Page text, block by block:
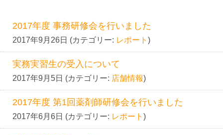
2017年度 事務研修会を行いました
2017年9月26日 (カテゴリー: レポート )
実務実習生の受入について
2017年9月5日 (カテゴリー: 店舗情報)
2017年度 第1回薬剤師研修会を行いました
2017年6月6日 (カテゴリー: レポート )